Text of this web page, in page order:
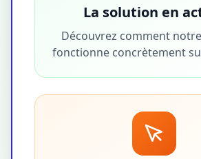
La solution en
Découvrez comment
fonctionne concrètement